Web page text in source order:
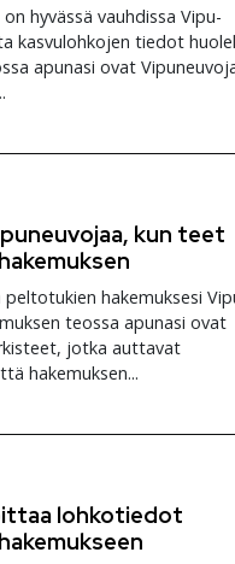
hyvässä vauhdissa Vipu-
kasvulohkojen tiedot
apunasi ovat
kun teet
hakemuksesi
teossa apunasi ovat
jotka auttavat
hakemuksen...
lohkotiedot